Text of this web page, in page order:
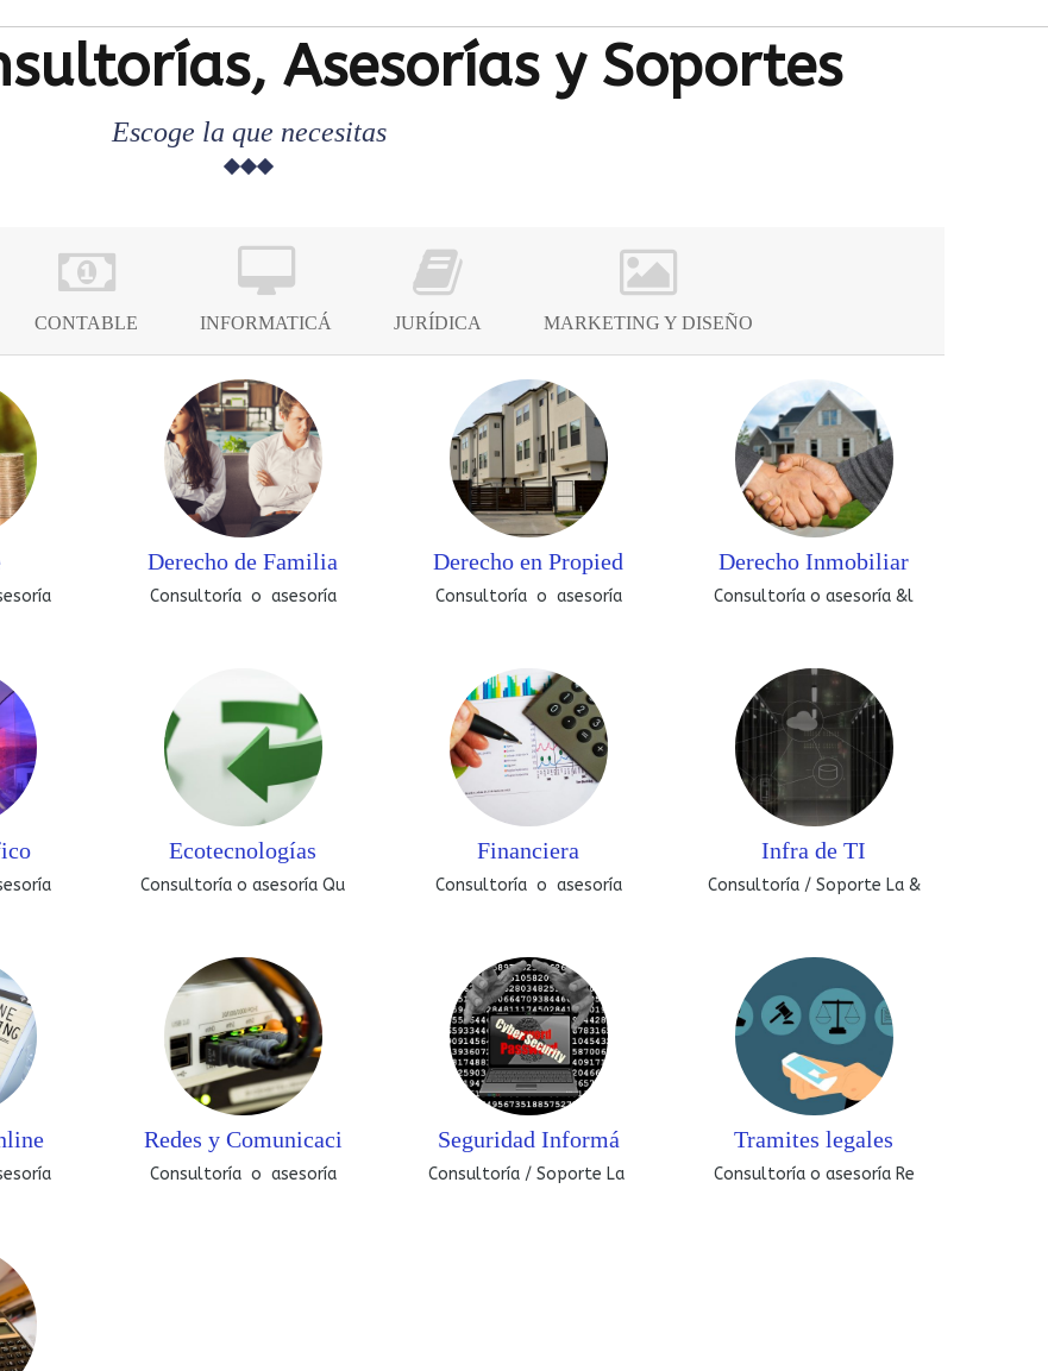
Asesorías y Soportes
Escoge la que necesitas
CONTABLE INFORMATICÁ JURÍDICA MARKETING Y DISEÑO
Derecho de Familia
Consultoría o asesoría
Derecho en Propied
Consultoría o asesoría
Derecho Inmobiliar
Consultoría o asesoría &l
Ecotecnologías
Consultoría o asesoría Qu
Financiera
Consultoría o asesoría
Infra de TI
Consultoría / Soporte La &
Redes y Comunicaci
Consultoría o asesoría
Seguridad Informá
Consultoría / Soporte La
Tramites legales
Consultoría o asesoría Re